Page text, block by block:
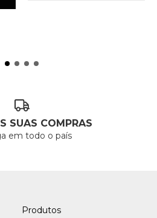
SUAS COMPRAS
em todo o país
Produtos